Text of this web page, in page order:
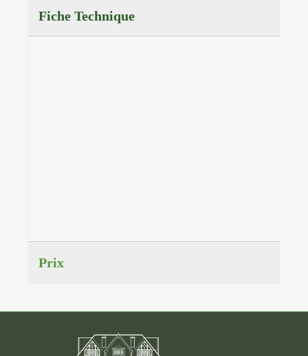
Fiche Technique
Prix